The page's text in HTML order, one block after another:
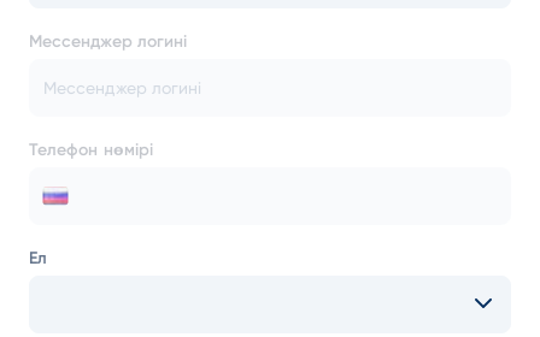
Мессенджер логині
Телефон нөмірі
Ел